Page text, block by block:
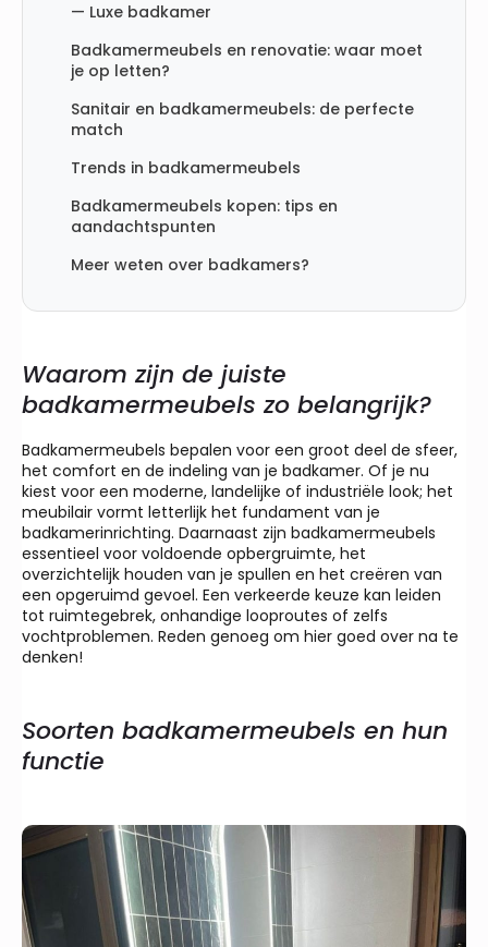
— Luxe badkamer
Badkamermeubels en renovatie: waar moet
je op letten?
Sanitair en badkamermeubels: de perfecte
match
Trends in badkamermeubels
Badkamermeubels kopen: tips en
aandachtspunten
Meer weten over badkamers?
Waarom zijn de juiste
badkamermeubels zo belangrijk?
Badkamermeubels bepalen voor een groot deel de sfeer,
het comfort en de indeling van je badkamer. Of je nu
kiest voor een moderne, landelijke of industriële look; het
meubilair vormt letterlijk het fundament van je
badkamerinrichting. Daarnaast zijn badkamermeubels
essentieel voor voldoende opbergruimte, het
overzichtelijk houden van je spullen en het creëren van
een opgeruimd gevoel. Een verkeerde keuze kan leiden
tot ruimtegebrek, onhandige looproutes of zelfs
vochtproblemen. Reden genoeg om hier goed over na te
denken!
Soorten badkamermeubels en hun
functie